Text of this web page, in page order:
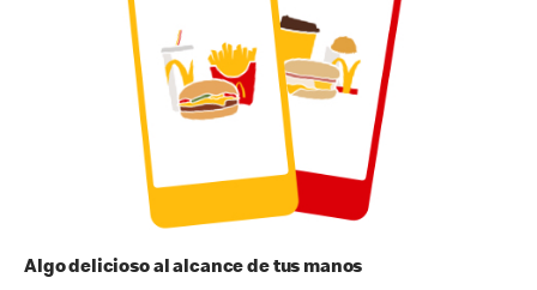
Algo delicioso al alcance de tus manos